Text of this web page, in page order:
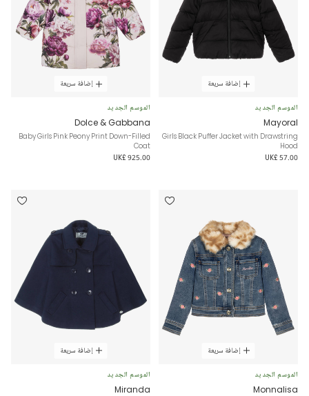
إضافة سريعة
الموسم الجديد
Mayoral
Girls Black Puffer Jacket with Drawstring
Hood
UK£ 57.00
إضافة سريعة
الموسم الجديد
Dolce & Gabbana
Baby Girls Pink Peony Print Down-Filled
Coat
UK£ 925.00
إضافة سريعة
الموسم الجديد
Monnalisa
إضافة سريعة
الموسم الجديد
Miranda